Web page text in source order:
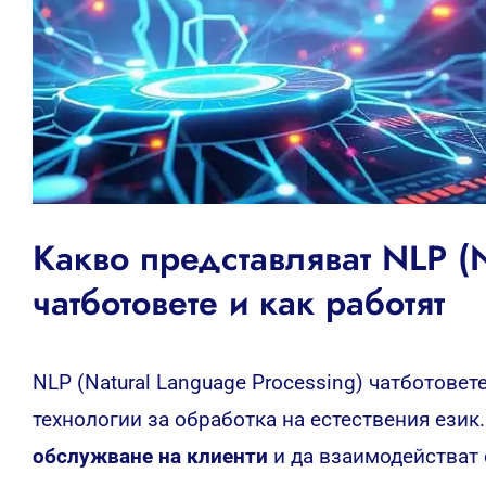
Какво представляват NLP
чатботовете и как работят
NLP (Natural Language Processing)
технологии за обработка на естествения
обслужване на клиенти и да взаимодействат